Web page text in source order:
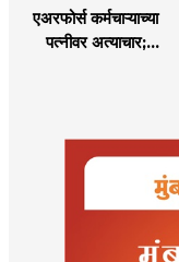
एअरफोर्स कर्मचाऱ्याच्या
पत्नीवर अत्याचार;